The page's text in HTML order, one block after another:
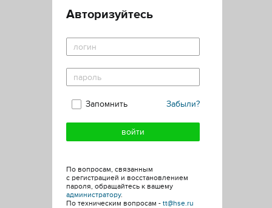
Авторизуйтесь
Забыли?
Запомнить
По вопросам, связанным
с регистрацией и восстановлением
пароля, обращайтесь к вашему
администратору.
По техническим вопросам - tt@hse.ru